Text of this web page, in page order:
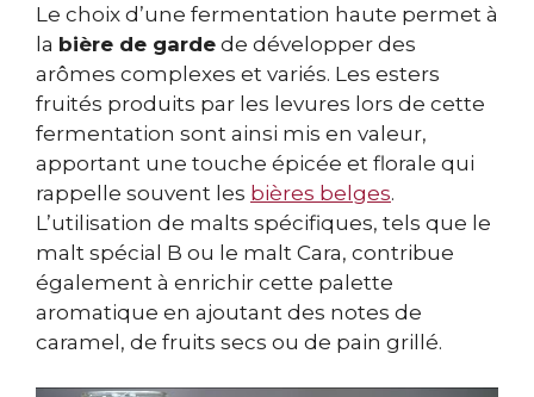
Le choix d’une fermentation haute permet à
la bière de garde de développer des
arômes complexes et variés. Les esters
fruités produits par les levures lors de cette
fermentation sont ainsi mis en valeur,
apportant une touche épicée et florale qui
rappelle souvent les bières belges.
L’utilisation de malts spécifiques, tels que le
malt spécial B ou le malt Cara, contribue
également à enrichir cette palette
aromatique en ajoutant des notes de
caramel, de fruits secs ou de pain grillé.